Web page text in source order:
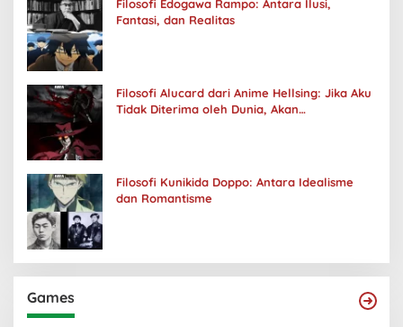
Filosofi Edogawa Rampo: Antara Ilusi,
Fantasi, dan Realitas
Filosofi Alucard dari Anime Hellsing: Jika Aku
Tidak Diterima oleh Dunia, Akan
Filosofi Kunikida Doppo: Antara Idealisme
dan Romantisme
Games